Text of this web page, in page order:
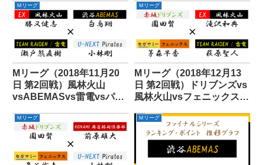
Ｍリーグ
Mリーグ（2018年11月20
日 第2回戦）風林火山
vsABEMASvs雷電vsパイ
Ｍリーグ
Mリーグ（2018年12月13
日 第2回戦）ドリブンズvs
風林火山vsフェニックス
Ｍリーグ Ｍリーグ